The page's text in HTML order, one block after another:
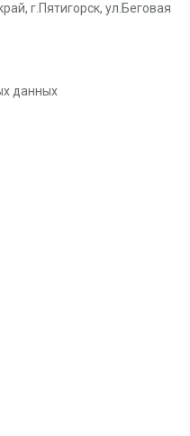
г.Пятигорск, ул.Беговая
данных